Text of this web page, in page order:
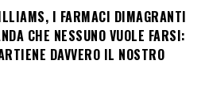
I FARMACI DIMAGRANTI
CHE NESSUNO VUOLE FARSI:
DAVVERO IL NOSTRO